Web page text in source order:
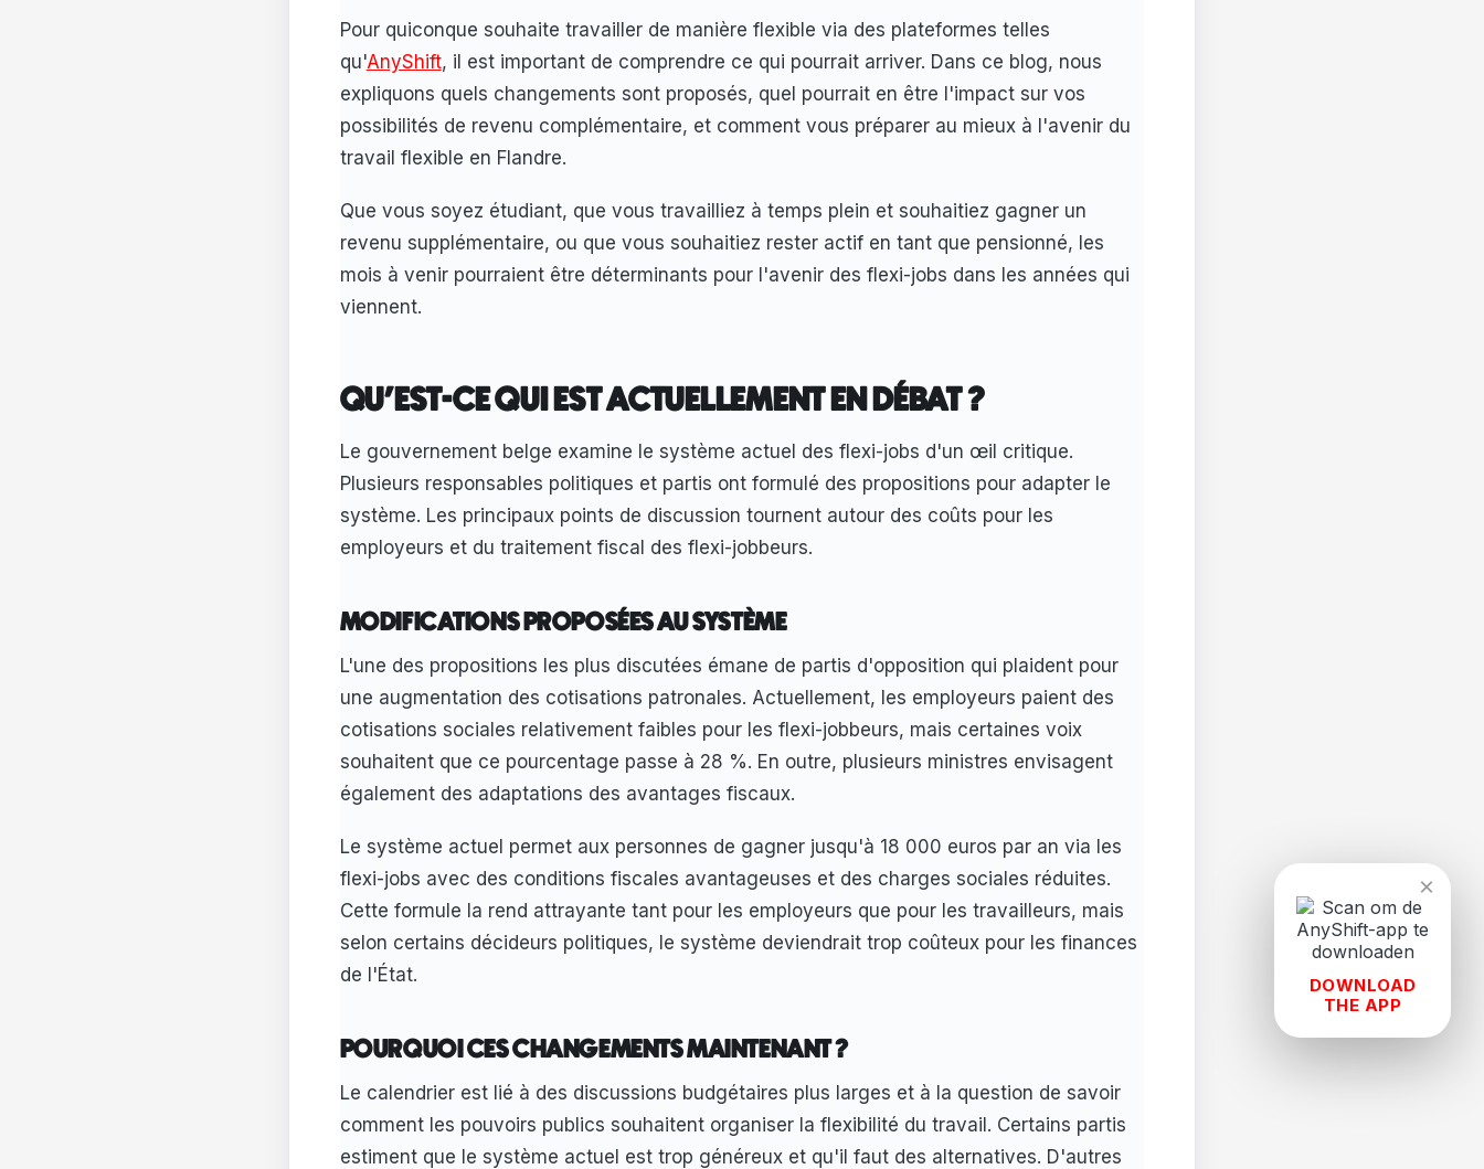
Pour quiconque souhaite travailler de manière flexible via des plateformes telles
qu'AnyShift, il est important de comprendre ce qui pourrait arriver. Dans ce blog, nous
expliquons quels changements sont proposés, quel pourrait en être l'impact sur vos
possibilités de revenu complémentaire, et comment vous préparer au mieux à l'avenir du
travail flexible en Flandre.
Que vous soyez étudiant, que vous travailliez à temps plein et souhaitiez gagner un
revenu supplémentaire, ou que vous souhaitiez rester actif en tant que pensionné, les
mois à venir pourraient être déterminants pour l'avenir des flexi-jobs dans les années qui
viennent.
QU'EST-CE QUI EST ACTUELLEMENT EN DÉBAT ?
Le gouvernement belge examine le système actuel des flexi-jobs d'un œil critique.
Plusieurs responsables politiques et partis ont formulé des propositions pour adapter le
système. Les principaux points de discussion tournent autour des coûts pour les
employeurs et du traitement fiscal des flexi-jobbeurs.
MODIFICATIONS PROPOSÉES AU SYSTÈME
L'une des propositions les plus discutées émane de partis d'opposition qui plaident pour
une augmentation des cotisations patronales. Actuellement, les employeurs paient des
cotisations sociales relativement faibles pour les flexi-jobbeurs, mais certaines voix
souhaitent que ce pourcentage passe à 28 %. En outre, plusieurs ministres envisagent
également des adaptations des avantages fiscaux.
Le système actuel permet aux personnes de gagner jusqu'à 18 000 euros par an via les
flexi-jobs avec des conditions fiscales avantageuses et des charges sociales réduites.
Cette formule la rend attrayante tant pour les employeurs que pour les travailleurs, mais
selon certains décideurs politiques, le système deviendrait trop coûteux pour les finances
de l'État.
POURQUOI CES CHANGEMENTS MAINTENANT ?
Le calendrier est lié à des discussions budgétaires plus larges et à la question de savoir
comment les pouvoirs publics souhaitent organiser la flexibilité du travail. Certains partis
estiment que le système actuel est trop généreux et qu'il faut des alternatives. D'autres
×
DOWNLOAD
THE APP